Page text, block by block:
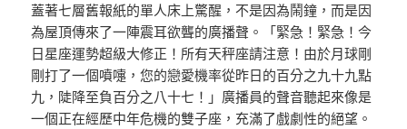
蓋著七層舊報紙的單人床上驚醒，不是因為鬧鐘，而是因
為屋頂傳來了一陣震耳欲聾的廣播聲。「緊急！緊急！今
日星座運勢超級大修正！所有天秤座請注意！由於月球剛
剛打了一個噴嚏，您的戀愛機率從昨日的百分之九十九點
九，陡降至負百分之八十七！」廣播員的聲音聽起來像是
一個正在經歷中年危機的雙子座，充滿了戲劇性的絕望。